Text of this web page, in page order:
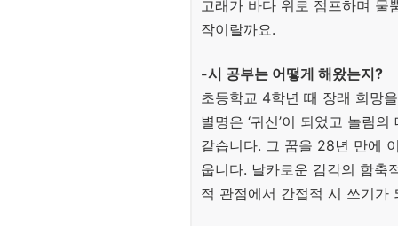
고래가 바다 위로 점프하며 물
작이랄까요.
-시 공부는 어떻게 해왔는지?
초등학교 4학년 때 장래 희망
별명은 ‘귀신’이 되었고 놀림
같습니다. 그 꿈을 28년 만에
웁니다. 날카로운 감각의 함축
적 관점에서 간접적 시 쓰기가